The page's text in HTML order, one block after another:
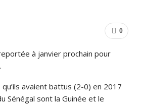
0
à janvier prochain pour
avaient battus (2-0) en 2017
Sénégal sont la Guinée et le